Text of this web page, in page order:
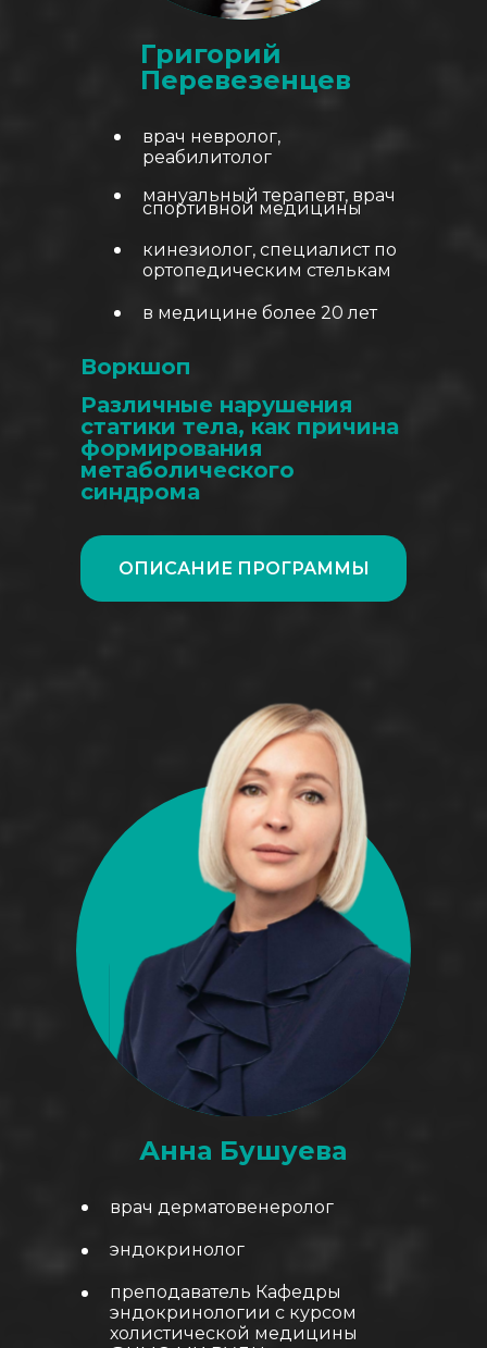
Различные нарушения
статики тела, как причина
формирования
метаболического
синдрома
Григорий
Перевезенцев
Воркшоп
врач невролог,
реабилитолог
в медицине более 20 лет
мануальный терапевт, врач
спортивной медицины
кинезиолог, специалист по
ортопедическим стелькам
Анна Бушуева
врач дерматовенеролог
эндокринолог
преподаватель Кафедры
эндокринологии с курсом
холистической медицины
ОПИСАНИЕ ПРОГРАММЫ